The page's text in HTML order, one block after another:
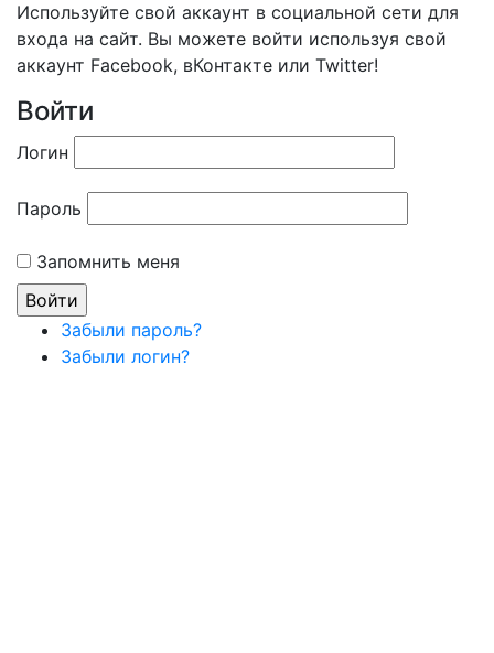
Используйте свой аккаунт в социальной сети для
входа на сайт. Вы можете войти используя свой
аккаунт Facebook, вКонтакте или Twitter!
Войти
Логин
Пароль
Запомнить меня
Забыли пароль?
Забыли логин?